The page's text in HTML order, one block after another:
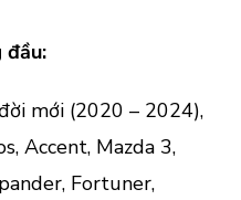
đầu:
mới (2020 – 2024),
Accent, Mazda 3,
Fortuner,